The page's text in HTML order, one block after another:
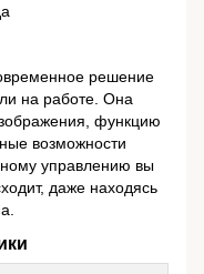
решение
на работе. Она
функцию
возможности
управлению вы
даже находясь